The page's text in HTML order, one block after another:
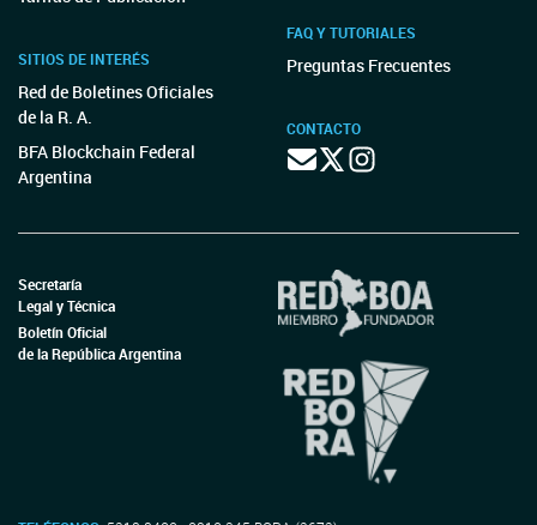
SITIOS DE INTERÉS
Red de Boletines Oficiales
de la R. A.
BFA Blockchain Federal
Argentina
FAQ Y TUTORIALES
Preguntas Frecuentes
CONTACTO
Secretaría
Legal y Técnica
Boletín Oficial
de la República Argentina